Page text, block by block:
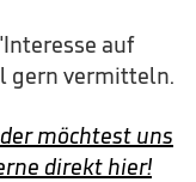
auf
gern vermitteln.
möchtest uns
direkt hier!